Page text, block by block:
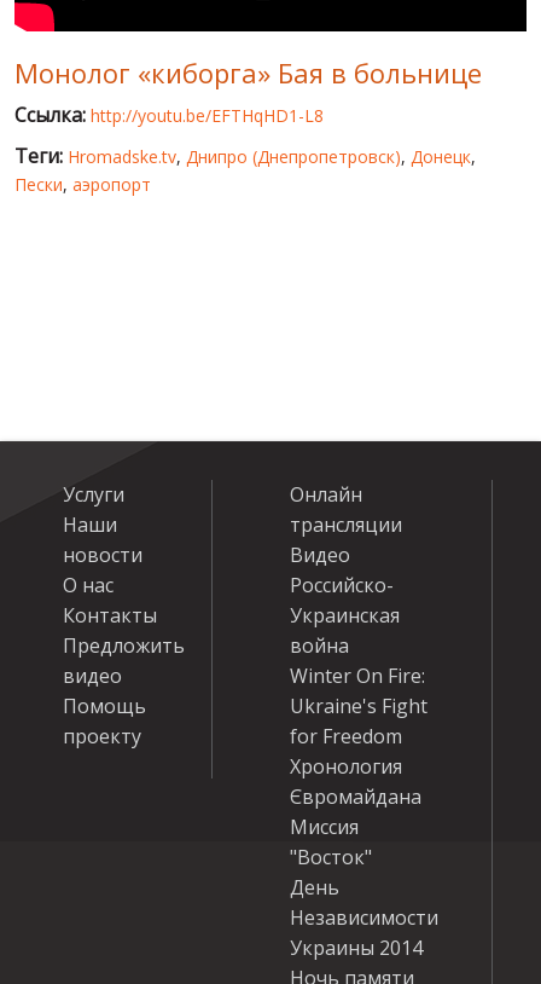
РОССИЙСКО-УКРАИНСКАЯ ВОЙНА
WINTER ON FIRE: UKRAINE'S FIGHT FOR FREEDOM
ХРОНОЛОГИЯ ЄВРОМАЙДАНА
Монолог «киборга» Бая в больнице
Ссылка: http://youtu.be/EFTHqHD1-L8
Теги: Hromadske.tv, Днипро (Днепропетровск), Донецк,
Пески, аэропорт
Услуги
Наши
новости
О нас
Контакты
Предложить
видео
Помощь
проекту
Онлайн
трансляции
Видео
Российско-
Украинская
война
Winter On Fire:
Ukraine's Fight
for Freedom
Хронология
Євромайдана
Миссия
"Восток"
День
Независимости
Украины 2014
Ночь памяти